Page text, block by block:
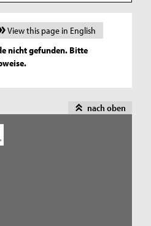
View this page in English
nicht gefunden. Bitte
nach oben